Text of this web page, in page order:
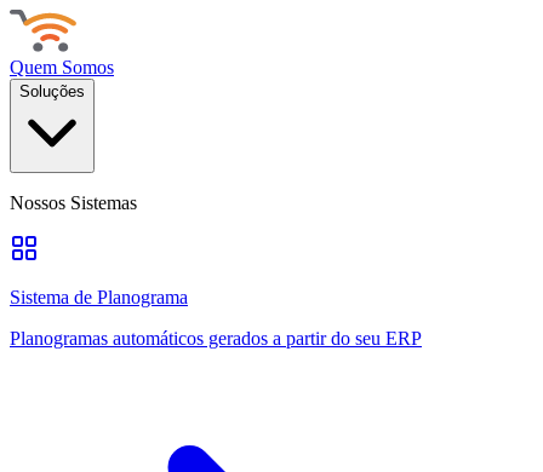
Quem Somos
Soluções
Nossos Sistemas
Sistema de Planograma
Planogramas automáticos gerados a partir do seu ERP